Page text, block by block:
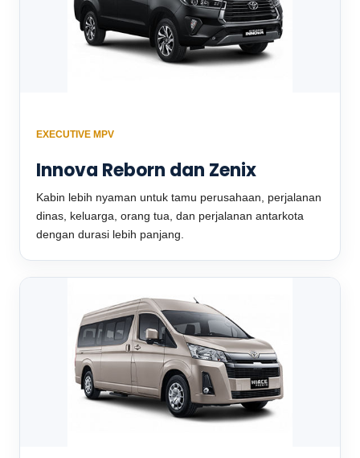
EXECUTIVE MPV
Innova Reborn dan Zenix
Kabin lebih nyaman untuk tamu perusahaan, perjalanan
dinas, keluarga, orang tua, dan perjalanan antarkota
dengan durasi lebih panjang.